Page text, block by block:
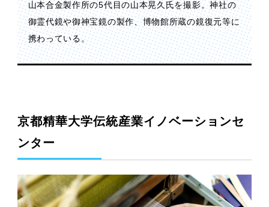
山本合金製作所の5代目の山本晃久氏を撮影。神社の
御霊代鏡や御神宝鏡の製作、博物館所蔵の鏡復元等に
携わっている。
京都精華大学伝統産業イノベーションセ
ンター